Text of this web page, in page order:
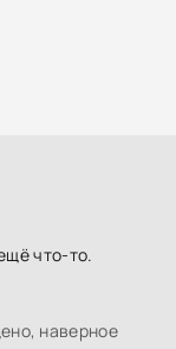
что-то.
наверное